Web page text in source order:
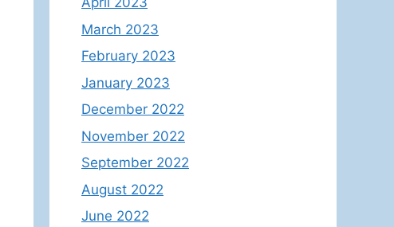
March 2023
February 2023
January 2023
December 2022
November 2022
September 2022
August 2022
June 2022